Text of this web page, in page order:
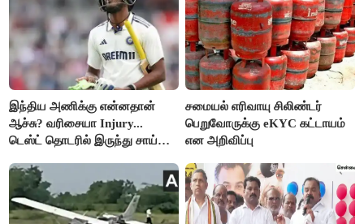
இந்திய அணிக்கு என்னதான்
ஆச்சு? வரிசையா Injury...
டெஸ்ட் தொடரில் இருந்து சாய்
சமையல் எரிவாயு சிலிண்டர்
பெறுவோருக்கு eKYC கட்டாயம்
என அறிவிப்பு